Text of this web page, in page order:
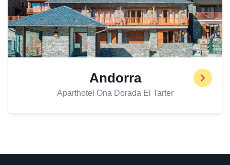
Andorra
Aparthotel Ona Dorada El Tarter